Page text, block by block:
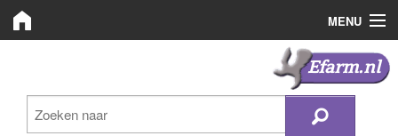
MENU
Zoeken
Efarm.nl